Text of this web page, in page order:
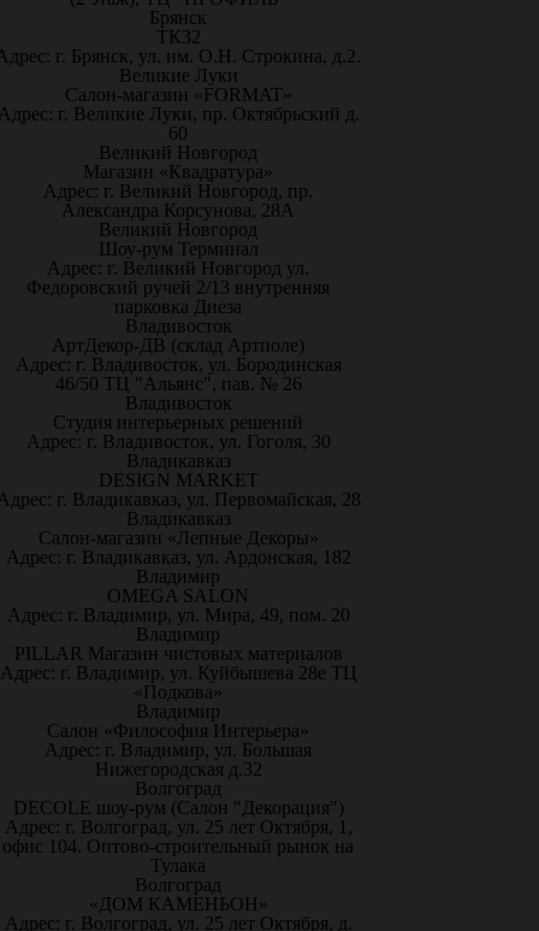
Брянск
ТК32
г. Брянск, ул. им. О.Н. Строкина, д.2.
Великие Луки
Салон-магазин «FORMAT»
г. Великие Луки, пр. Октябрьский д.
60
Великий Новгород
Магазин «Квадратура»
Адрес: г. Великий Новгород, пр.
Александра Корсунова, 28А
Великий Новгород
Шоу-рум Терминал
Адрес: г. Великий Новгород ул.
Федоровский ручей 2/13 внутренняя
парковка Диеза
Владивосток
АртДекор-ДВ (склад Артполе)
Адрес: г. Владивосток, ул. Бородинская
46/50 ТЦ "Альянс", пав. № 26
Владивосток
Студия интерьерных решений
Адрес: г. Владивосток, ул. Гоголя, 30
Владикавказ
DESIGN MARKET
г. Владикавказ, ул. Первомайская, 28
Владикавказ
Салон-магазин «Лепные Декоры»
Адрес: г. Владикавказ, ул. Ардонская, 182
Владимир
OMEGA SALON
Адрес: г. Владимир, ул. Мира, 49, пом. 20
Владимир
PILLAR Магазин чистовых материалов
Адрес: г. Владимир, ул. Куйбышева 28е ТЦ
«Подкова»
Владимир
Салон «Философия Интерьера»
Адрес: г. Владимир, ул. Большая
Нижегородская д.32
Волгоград
DECOLE шоу-рум (Салон "Декорация")
Адрес: г. Волгоград, ул. 25 лет Октября, 1,
офис 104. Оптово-строительный рынок на
Тулака
Волгоград
«ДОМ КАМЕНЬОН»
Адрес: г. Волгоград, ул. 25 лет Октября, д.